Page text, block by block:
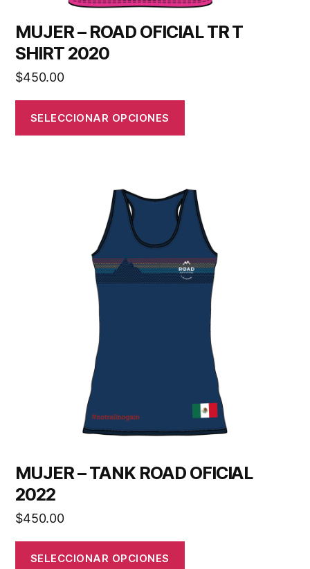
MUJER – ROAD OFICIAL TR T
SHIRT 2020
$450.00
SELECCIONAR OPCIONES
MUJER – TANK ROAD OFICIAL
2022
$450.00
SELECCIONAR OPCIONES